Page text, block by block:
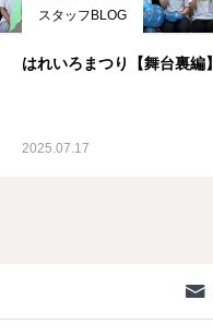
スタッフBLOG
はれいろまつり【舞台裏編】
2025.07.17